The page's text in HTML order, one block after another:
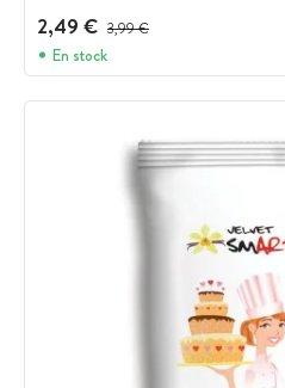
2,49 € Prix avant réduction :
3,99 €
En stock